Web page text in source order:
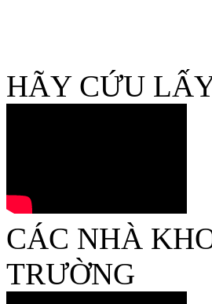
HÃY CỨU
CÁC NHÀ
TRƯỜNG